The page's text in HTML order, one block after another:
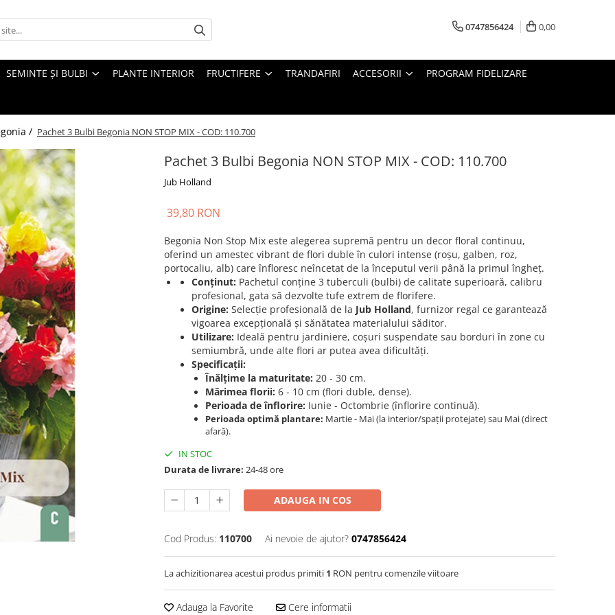
0747856424 0,00
SEMINTE ȘI BULBI PLANTE INTERIOR FRUCTIFERE TRANDAFIRI ACCESORII PROGRAM FIDELIZARE
/ Pachet 3 Bulbi Begonia NON STOP MIX - COD: 110.700
Pachet 3 Bulbi Begonia NON STOP MIX - COD: 110.700
Jub Holland
39,80 RON
Begonia Non Stop Mix este alegerea supremă pentru un decor floral continuu,
oferind un amestec vibrant de flori duble în culori intense (roșu, galben, roz,
portocaliu, alb) care înfloresc neîncetat de la începutul verii până la primul îngheț.
Conținut: Pachetul conține 3 tuberculi (bulbi) de calitate superioară, calibru
profesional, gata să dezvolte tufe extrem de florifere.
Origine: Selecție profesională de la Jub Holland, furnizor regal ce garantează
vigoarea excepțională și sănătatea materialului săditor.
Utilizare: Ideală pentru jardiniere, coșuri suspendate sau borduri în zone cu
semiumbră, unde alte flori ar putea avea dificultăți.
Specificații:
Înălțime la maturitate: 20 - 30 cm.
Mărimea florii: 6 - 10 cm (flori duble, dense).
Perioada de înflorire: Iunie - Octombrie (înflorire continuă).
Perioada optimă plantare: Martie - Mai (la interior/spații protejate) sau Mai (direct
afară).
IN STOC
Durata de livrare: 24-48 ore
ADAUGA IN COS
Cod Produs: 110700 Ai nevoie de ajutor? 0747856424
La achizitionarea acestui produs primiti 1 RON pentru comenzile viitoare
Adauga la Favorite Cere informatii